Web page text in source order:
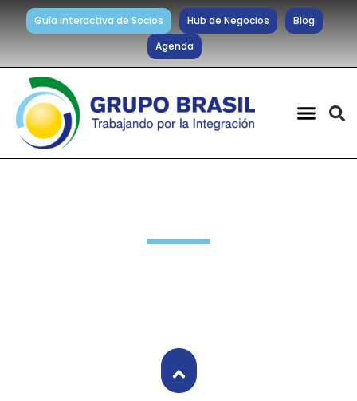
Guía Interactiva de Socios Hub de Negocios
Blog
Agenda